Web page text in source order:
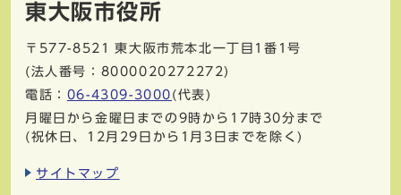
東大阪市役所
〒577-8521
東大阪市荒本北一丁目1番1号
(法人番号：8000020272272)
電話： 06-4309-3000 (代表)
月曜日から金曜日までの9時から17時30分まで
(祝休日、12月29日から1月3日までを除く)
サイトマップ